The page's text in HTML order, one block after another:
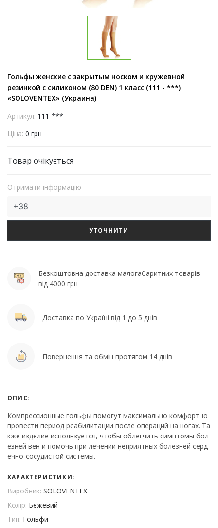
Гольфы женские с закрытым носком и кружевной
резинкой с силиконом (80 DEN) 1 класс (111 - ***)
«SOLOVENTEX» (Украина)
Артикул: 111-***
Ціна: 0 грн
Товар очікується
Отримати інформацію
УТОЧНИТИ
Безкоштовна доставка малогабаритних товарів
від 4000 грн
Доставка по Україні від 1 до 5 днів
Повернення та обмін протягом 14 днів
ОПИС:
Компрессионные гольфы помогут максимально комфортно
провести период реабилитации после операций на ногах. Та
кже изделие используется, чтобы облегчить симптомы бол
езней вен и помочь при лечении неприятных болезней серд
ечно-сосудистой системы.
ХАРАКТЕРИСТИКИ:
Виробник: SOLOVENTEX
Колір: Бежевий
Тип: Гольфи